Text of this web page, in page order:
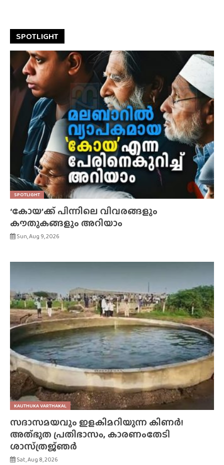
SPOTLIGHT
SPOTLIGHT
‘കോയ’ക്ക് പിന്നിലെ വിവരങ്ങളും
കൗതുകങ്ങളും അറിയാം
Sun, Aug 9, 2026
KAUTHUKA VARTHAKAL
സദാസമയവും ഇളകിമറിയുന്ന കിണർ!
അത്‌ഭുത പ്രതിഭാസം, കാരണംതേടി
ശാസ്‌ത്രജ്‌ഞർ
Sat, Aug 8, 2026